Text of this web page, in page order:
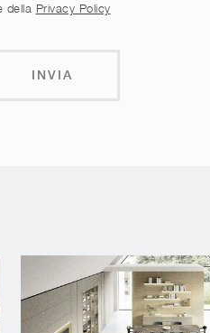
della Privacy Policy
INVIA